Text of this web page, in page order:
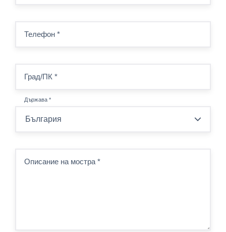
Телефон *
Град/ПК *
Държава *
Описание на мостра *